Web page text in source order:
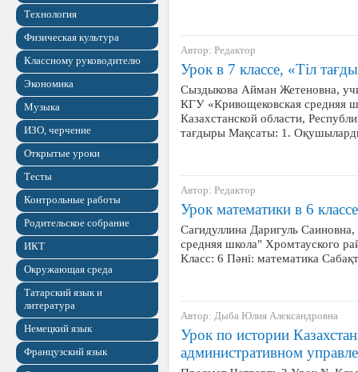
Технология
Физическая культура
Классному руководителю
Экономика
Музыка
ИЗО, черчение
Открытые уроки
Тесты
Контрольные работы
Родительское собрание
ИКТ
Окружающая среда
Татарский язык и
литература
Немецкий язык
Французский язык
Автор: Редактор
Урок в 7 классе, «Тіл
Сыздыкова Айман Жетеновна,
КГУ «Кривощековская средняя
Казахстанской области,
тағдыры Мақсаты: 1. Оқушыларды
Автор: Редактор
Урок математики в 6
Сагидуллина Даригуль
средняя школа" Хромтауского
Класс: 6 Пәні: математика
Автор: Дыба Юлия Александровна
Урок по истории
административном